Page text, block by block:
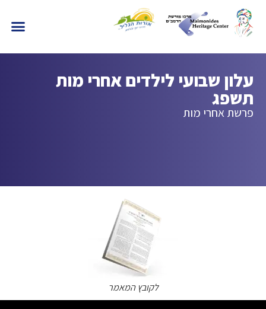
עלון שבועי לילדים אחרי מות
תשפג
פרשת אחרי מות
לקובץ המאמר